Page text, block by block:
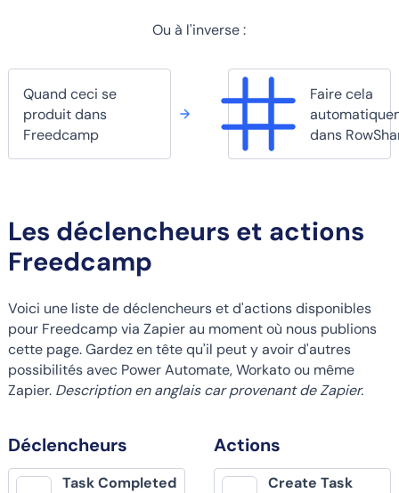
Ou à l'inverse :
Quand ceci se
produit dans
Freedcamp
Faire cela
dans
Les déclencheurs et actions
Freedcamp
Voici une liste de déclencheurs et d'actions disponibles
pour Freedcamp via Zapier au moment où nous publions
cette page. Gardez en tête qu'il peut y avoir d'autres
possibilités avec Power Automate, Workato ou même
Zapier. Description en anglais car provenant de Zapier.
Déclencheurs
Task Completed
Actions
Create Task